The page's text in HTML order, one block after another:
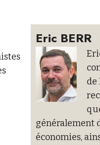
Eric BERR
de
généralement
économies,